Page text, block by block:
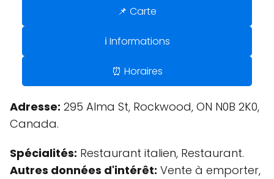
📌 Carte
ℹ️ Informations
⏰ Horaires
Adresse: 295 Alma St, Rockwood, ON N0B 2K0,
Canada.
Spécialités: Restaurant italien, Restaurant.
Autres données d'intérêt: Vente à emporter,